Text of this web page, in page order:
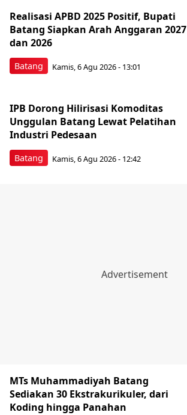
Batang
Realisasi APBD 2025 Positif, Bupati
Batang Siapkan Arah Anggaran 2027
dan 2026
Kamis, 6 Agu 2026 - 13:01
Batang
IPB Dorong Hilirisasi Komoditas
Unggulan Batang Lewat Pelatihan
Industri Pedesaan
Kamis, 6 Agu 2026 - 12:42
MTs Muhammadiyah Batang
Sediakan 30 Ekstrakurikuler, dari
Koding hingga Panahan